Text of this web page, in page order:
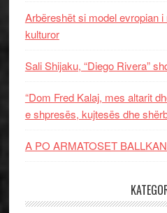
Arbëreshët si model evropian
kulturor
Sali Shijaku, “Diego Rivera”
“Dom Fred Kalaj, mes altarit
e shpresës, kujtesës dhe
A PO ARMATOSET